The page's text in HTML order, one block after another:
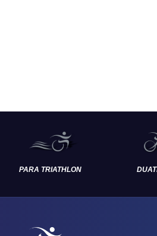
PARA TRIATHLON